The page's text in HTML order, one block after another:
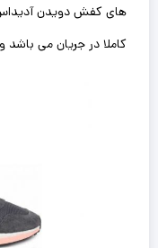
های کفش دویدن
کاملا در جریان ‌می باشد